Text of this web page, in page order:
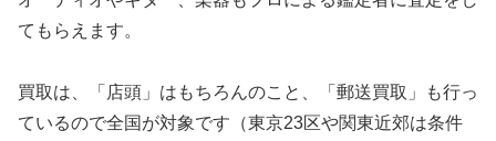
てもらえます。
買取は、「店頭」はもちろんのこと、「郵送買取」も行っ
ているので全国が対象です（東京23区や関東近郊は条件